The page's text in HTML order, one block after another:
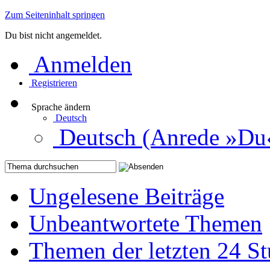
Zum Seiteninhalt springen
Du bist nicht angemeldet.
Anmelden
Registrieren
Sprache ändern
Deutsch
Deutsch (Anrede
Ungelesene Beiträge
Unbeantwortete Themen
Themen der letzten 24